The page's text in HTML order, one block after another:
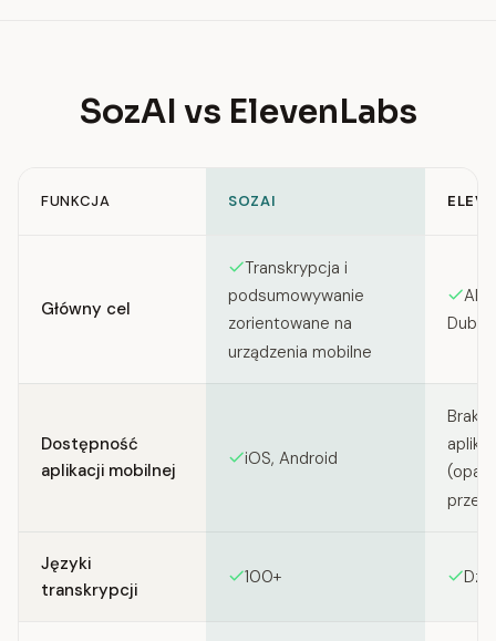
SozAI vs ElevenLabs
FUNKCJA SOZAI
Główny cel
Transkrypcja i
podsumowywanie
zorientowane na
urządzenia mobilne
AI
Dostępność
aplikacji mobilnej
iOS, Android
Brak
Języki
transkrypcji
100+